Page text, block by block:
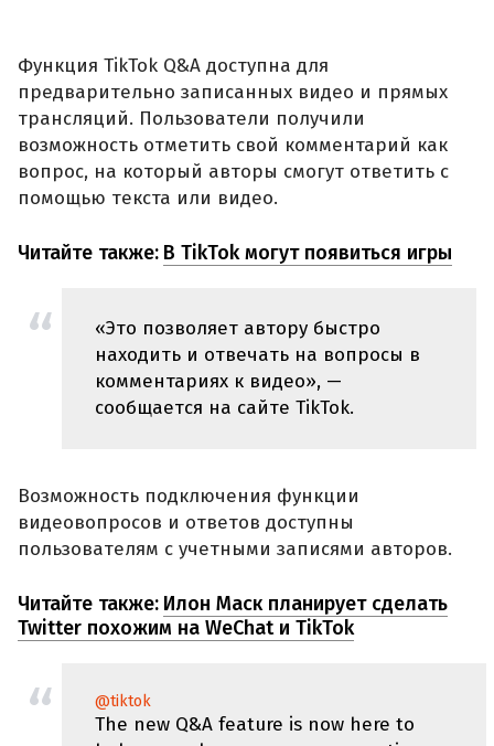
Функция TikTok Q&A доступна для
предварительно записанных видео и прямых
трансляций. Пользователи получили
возможность отметить свой комментарий как
вопрос, на который авторы смогут ответить с
помощью текста или видео.
Читайте также: В TikTok могут появиться игры
«Это позволяет автору быстро
находить и отвечать на вопросы в
комментариях к видео», —
сообщается на сайте TikTok.
Возможность подключения функции
видеовопросов и ответов доступны
пользователям с учетными записями авторов.
Читайте также: Илон Маск планирует сделать
Twitter похожим на WeChat и TikTok
@tiktok
The new Q&A feature is now here to